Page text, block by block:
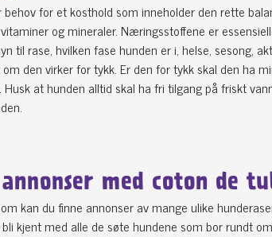
behov for et kosthold som inneholder den rette
og mineraler. Næringsstoffene er
til rase, hvilken fase hunden er i, helse, sesong,
den virker for tykk. Er den for tykk skal den ha
Husk at hunden alltid skal ha fri tilgang på friskt
med coton de
kan du finne annonser av mange ulike
kjent med alle de søte hundene som bor rundt